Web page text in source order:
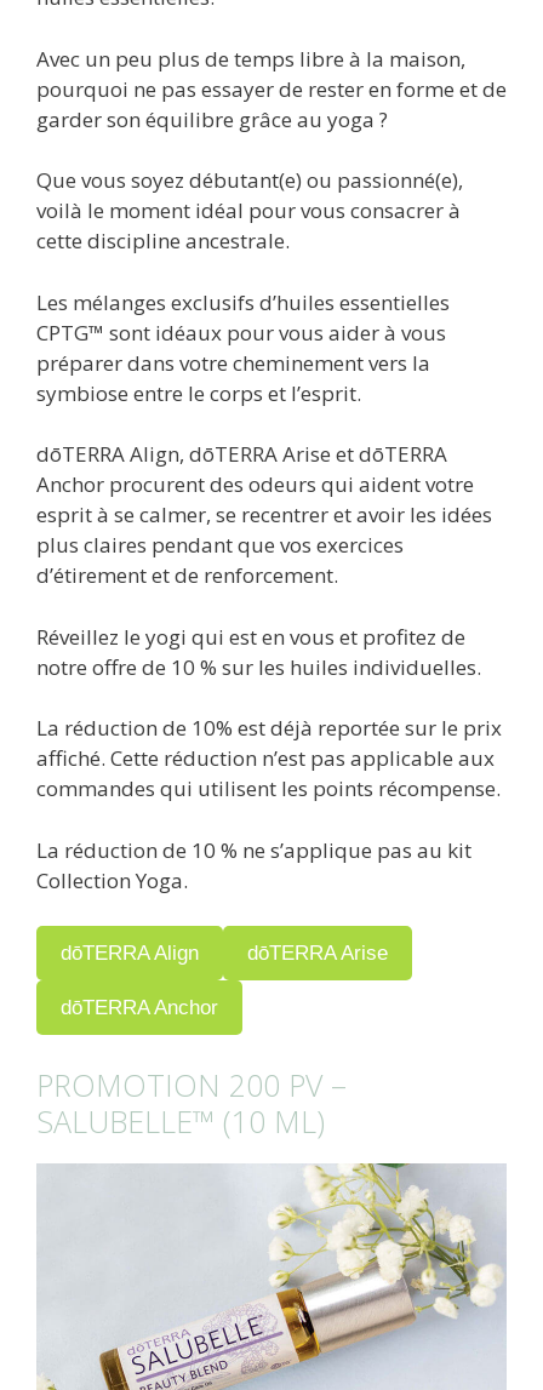
Avec un peu plus de temps libre à la maison,
pourquoi ne pas essayer de rester en forme et de
garder son équilibre grâce au yoga ?
Que vous soyez débutant(e) ou passionné(e),
voilà le moment idéal pour vous consacrer à
cette discipline ancestrale.
Les mélanges exclusifs d’huiles essentielles
CPTG™ sont idéaux pour vous aider à vous
préparer dans votre cheminement vers la
symbiose entre le corps et l’esprit.
dōTERRA Align, dōTERRA Arise et dōTERRA
Anchor procurent des odeurs qui aident votre
esprit à se calmer, se recentrer et avoir les idées
plus claires pendant que vos exercices
d’étirement et de renforcement.
Réveillez le yogi qui est en vous et profitez de
notre offre de 10 % sur les huiles individuelles.
La réduction de 10% est déjà reportée sur le prix
affiché. Cette réduction n’est pas applicable aux
commandes qui utilisent les points récompense.
La réduction de 10 % ne s’applique pas au kit
Collection Yoga.
dōTERRA Align dōTERRA Arise
dōTERRA Anchor
PROMOTION 200 PV –
SALUBELLE™ (10 ML)